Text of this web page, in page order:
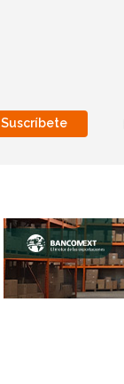
Suscríbete